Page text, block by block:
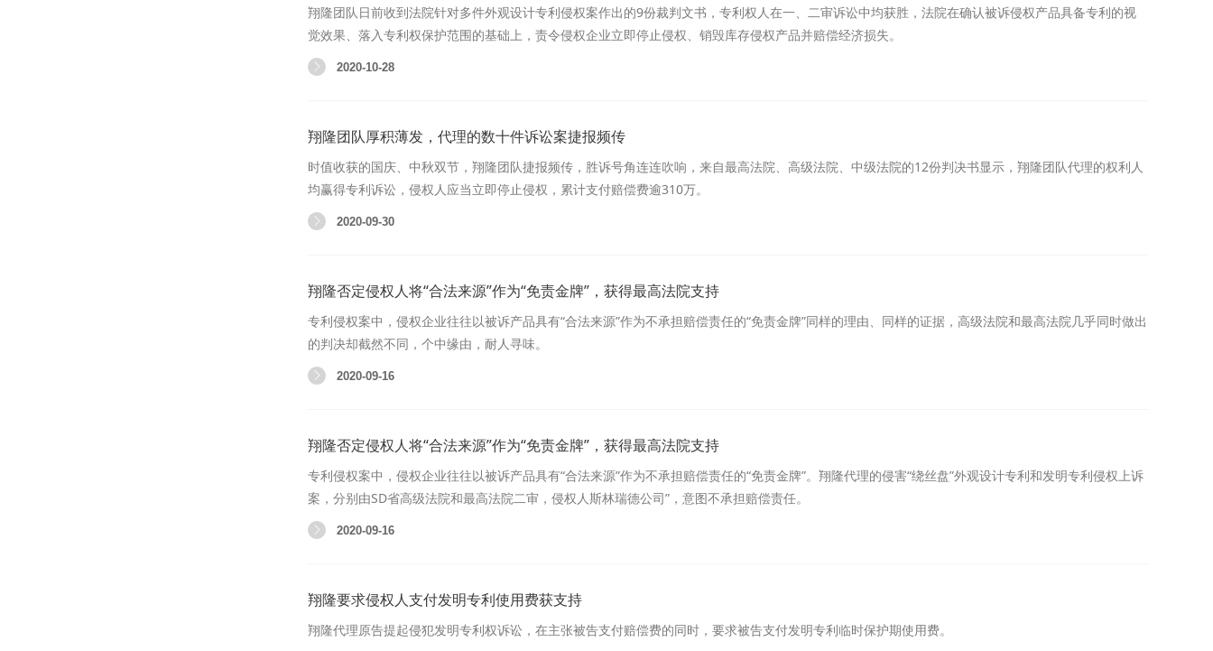
2020-10-28
翔隆团队日前收到法院针对多件外观设计专利侵权案作出的9份裁判文书，专利权人在一、二审诉讼中均获胜，法院在确认被诉侵权产品具备专利的视
觉效果、落入专利权保护范围的基础上，责令侵权企业立即停止侵权、销毁库存侵权产品并赔偿经济损失。
翔隆团队厚积薄发，代理的数十件诉讼案捷报频传
2020-09-30
时值收获的国庆、中秋双节，翔隆团队捷报频传，胜诉号角连连吹响，来自最高法院、高级法院、中级法院的12份判决书显示，翔隆团队代理的权利人
均赢得专利诉讼，侵权人应当立即停止侵权，累计支付赔偿费逾310万。
翔隆否定侵权人将“合法来源”作为“免责金牌”，获得最高法院支持
2020-09-16
专利侵权案中，侵权企业往往以被诉产品具有“合法来源”作为不承担赔偿责任的“免责金牌”同样的理由、同样的证据，高级法院和最高法院几乎同时做出
的判决却截然不同，个中缘由，耐人寻味。
翔隆否定侵权人将“合法来源”作为“免责金牌”，获得最高法院支持
2020-09-16
专利侵权案中，侵权企业往往以被诉产品具有“合法来源”作为不承担赔偿责任的“免责金牌”。翔隆代理的侵害“绕丝盘”外观设计专利和发明专利侵权上诉
案，分别由SD省高级法院和最高法院二审，侵权人斯林瑞德公司”，意图不承担赔偿责任。
翔隆要求侵权人支付发明专利使用费获支持
翔隆代理原告提起侵犯发明专利权诉讼，在主张被告支付赔偿费的同时，要求被告支付发明专利临时保护期使用费。